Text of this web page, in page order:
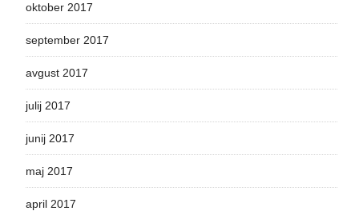
oktober 2017
september 2017
avgust 2017
julij 2017
junij 2017
maj 2017
april 2017